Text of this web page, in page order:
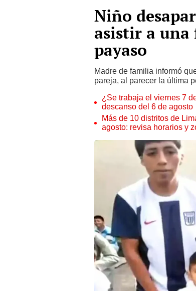
Niño
asistir a una
payaso
Madre de familia informó
pareja, al parecer la última
¿Se trabaja el viernes 7
descanso del 6 de agosto
Más de 10 distritos de
agosto: revisa horarios y